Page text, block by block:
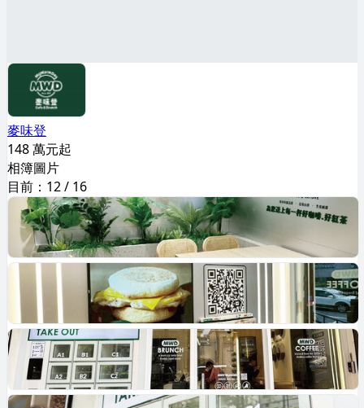
麥味登
148 萬元起
相簿圖片
目前： 12/ 16